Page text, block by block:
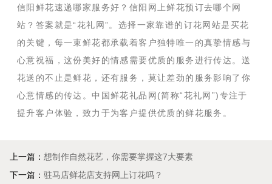
信阳鲜花速递哪家服务好？信阳网上鲜花预订去哪个网
站？答案就是“花礼网”。选择一家靠谱的订花网站是买花
的关键，每一束鲜花都承载着客户独特唯一的真挚情感与
心意祝福，这份美好的情感需要优质的服务进行传达。送
花送的不止是鲜花，还有服务，莫让差劲的服务影响了你
心意情感的传达。中国鲜花礼品网(简称“花礼网”)专注于
提升客户体验，致力于为客户提供优质的鲜花服务。
上一篇： 想制作自然花艺，你需要掌握这7大要素
下一篇： 驻马店鲜花店支持网上订花吗？